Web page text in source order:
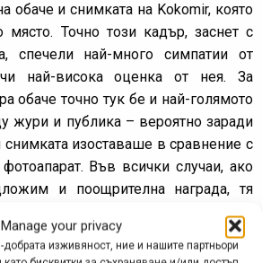
Manage your privacy
изживяност, ние и нашите партньори
обаче и снимката на Kokomir, която
място. Точно този кадър, заснет с
спечели най-много симпатии от
най-висока оценка от нея. За
обаче точно тук бе и най-голямото
жури и публика – вероятно заради
снимката изоставаше в сравнение с
Във всички случаи, ако
и поощрителна награда, тя